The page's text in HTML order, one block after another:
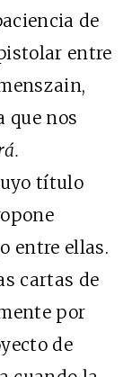
de
entre
que nos
título
entre ellas.
cartas de
por
de